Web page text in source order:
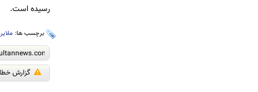
رسیده است.
برچسب ها: ملایر
گزارش خطا